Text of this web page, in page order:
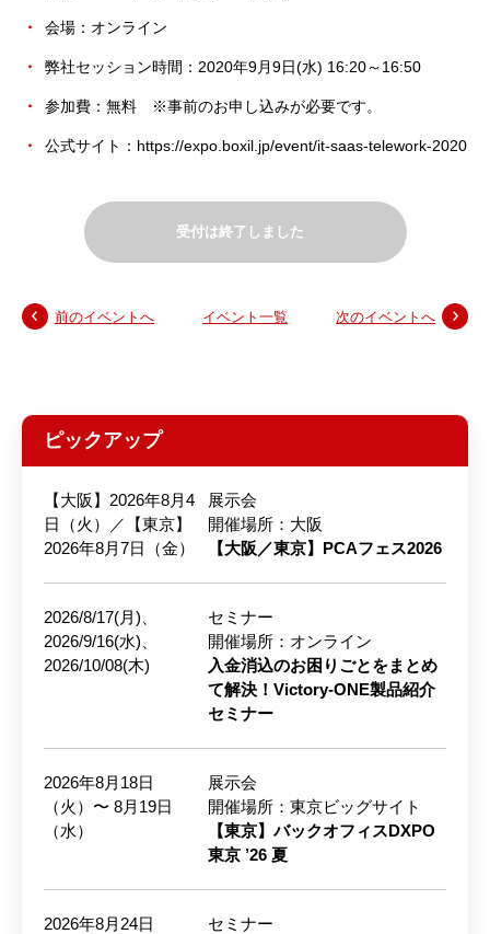
会場：オンライン
弊社セッション時間：2020年9月9日(水) 16:20～16:50
参加費：無料 ※事前のお申し込みが必要です。
公式サイト： https://expo.boxil.jp/event/it-saas-telework-2020
受付は終了しました
前のイベントへ イベント一覧 次のイベントへ
ピックアップ
【大阪】2026年8月4
日（火）／【東京】
2026年8月7日（金）
展示会
開催場所：大阪
【大阪／東京】PCAフェス2026
2026/8/17(月)、
2026/9/16(水)、
2026/10/08(木)
セミナー
開催場所：オンライン
入金消込のお困りごとをまとめ
て解決！Victory-ONE製品紹介
セミナー
2026年8月18日
（火）〜 8月19日
（水）
展示会
開催場所：東京ビッグサイト
【東京】バックオフィスDXPO
東京 ’26 夏
2026年8月24日
セミナー